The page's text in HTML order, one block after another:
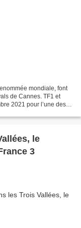
mondiale, font
de Cannes. TF1 et
2021 pour l’une des
le
3